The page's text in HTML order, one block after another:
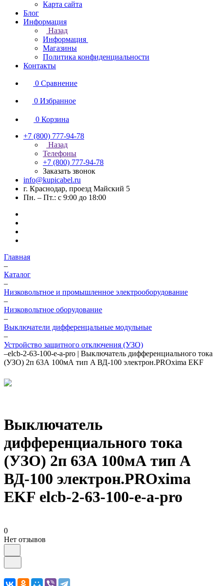
Карта сайта
Блог
Информация
Назад
Информация
Магазины
Политика конфиденциальности
Контакты
0 Сравнение
0 Избранное
0 Корзина
+7 (800) 777-94-78
Назад
Телефоны
+7 (800) 777-94-78
Заказать звонок
info@kupicabel.ru
г. Краснодар, проезд Майский 5
Пн. – Пт.: с 9:00 до 18:00
Главная
–
Каталог
–
Низковольтное и промышленное электрооборудование
–
Низковольтное оборудование
–
Выключатели дифференцальные модульные
–
Устройство защитного отключения (УЗО)
–elcb-2-63-100-e-a-pro | Выключатель дифференциального тока
(УЗО) 2п 63А 100мА тип A ВД-100 электрон.PROxima EKF
Выключатель
дифференциального тока
(УЗО) 2п 63А 100мА тип A
ВД-100 электрон.PROxima
EKF elcb-2-63-100-e-a-pro
0
Нет отзывов